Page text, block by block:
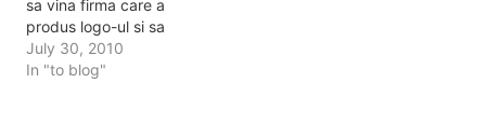
sa vina firma care a
produs logo-ul si sa
spuna ca nu stiu domle,
poate s-a intamplat
July 30, 2010
In "to blog"